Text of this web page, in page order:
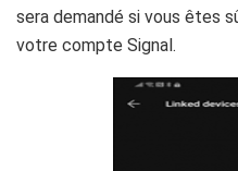
sera demandé si vous êtes
votre compte Signal.